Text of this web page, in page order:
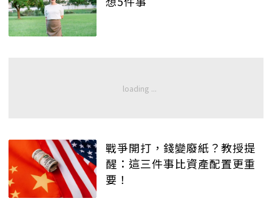
戰爭開打，錢變廢紙？教授提
醒：這三件事比資產配置更重
要！